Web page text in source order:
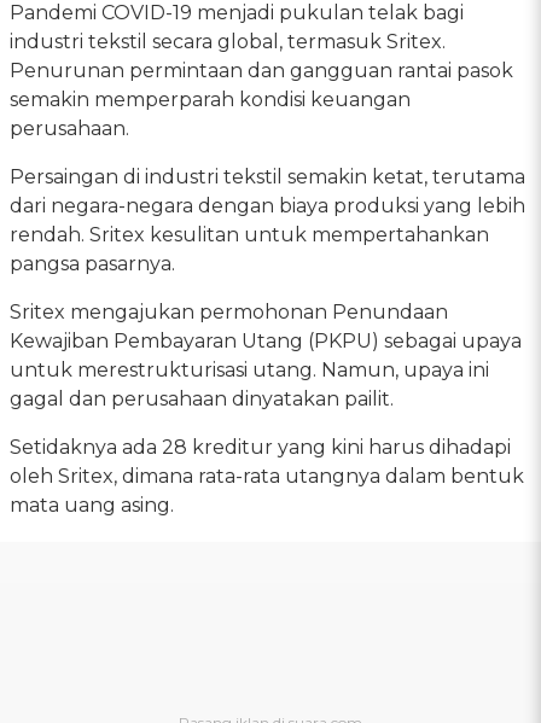
Pandemi COVID-19 menjadi pukulan telak bagi
industri tekstil secara global, termasuk Sritex.
Penurunan permintaan dan gangguan rantai pasok
semakin memperparah kondisi keuangan
perusahaan.
Persaingan di industri tekstil semakin ketat, terutama
dari negara-negara dengan biaya produksi yang lebih
rendah. Sritex kesulitan untuk mempertahankan
pangsa pasarnya.
Sritex mengajukan permohonan Penundaan
Kewajiban Pembayaran Utang (PKPU) sebagai upaya
untuk merestrukturisasi utang. Namun, upaya ini
gagal dan perusahaan dinyatakan pailit.
Setidaknya ada 28 kreditur yang kini harus dihadapi
oleh Sritex, dimana rata-rata utangnya dalam bentuk
mata uang asing.